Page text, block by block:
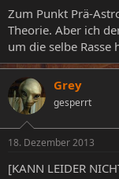
Zum Punkt Prä-
Theorie. Aber ich
um die selbe Rasse
Grey
gesperrt
18. Dezember 2013
[KANN LEIDER